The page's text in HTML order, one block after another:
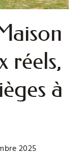
réels,
à
2025